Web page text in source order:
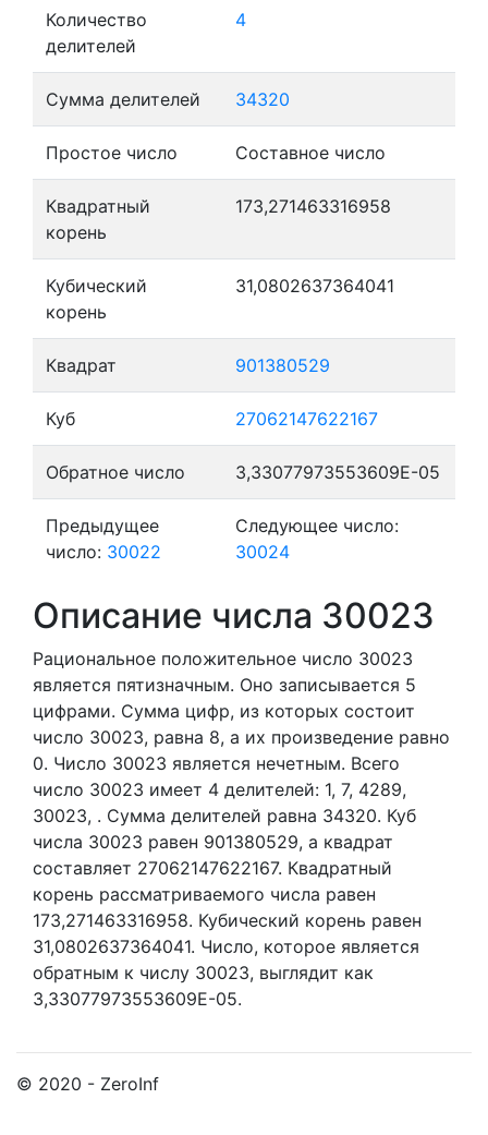
Количество
делителей
4
Сумма делителей 34320
Простое число Составное число
Квадратный
корень
173,271463316958
Кубический
корень
31,0802637364041
Квадрат 901380529
Куб 27062147622167
Обратное число 3,33077973553609E-05
Предыдущее
число: 30022
Следующее число:
30024
Описание числа 30023
Рациональное положительное число 30023
является пятизначным. Оно записывается 5
цифрами. Сумма цифр, из которых состоит
число 30023, равна 8, а их произведение равно
0. Число 30023 является нечетным. Всего
число 30023 имеет 4 делителей: 1, 7, 4289,
30023, . Сумма делителей равна 34320. Куб
числа 30023 равен 901380529, а квадрат
составляет 27062147622167. Квадратный
корень рассматриваемого числа равен
173,271463316958. Кубический корень равен
31,0802637364041. Число, которое является
обратным к числу 30023, выглядит как
3,33077973553609E-05.
© 2020 - ZeroInf